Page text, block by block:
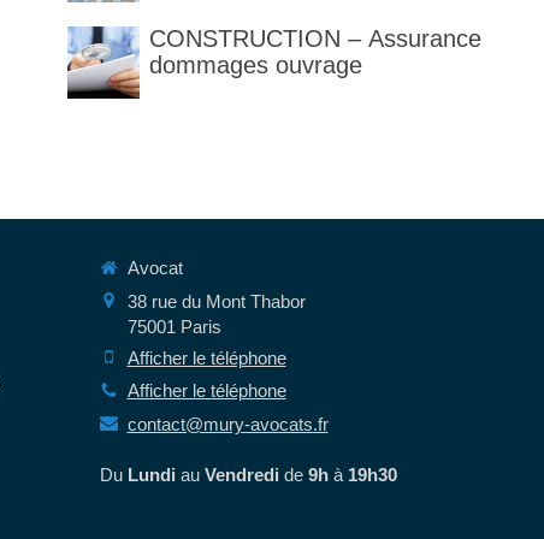
du code civil
CONSTRUCTION – Assurance
dommages ouvrage
Avocat
38 rue du Mont Thabor
75001 Paris
Afficher le téléphone
Afficher le téléphone
contact@mury-avocats.fr
Du Lundiau Vendredide 9hà 19h30